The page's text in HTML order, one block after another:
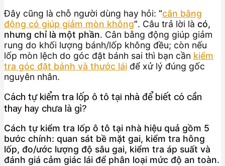
Đây cũng là chỗ người dùng hay hỏi: “cân bằng
động có giúp giảm mòn không”. Câu trả lời là có,
nhưng chỉ là một phần. Cân bằng động giúp giảm
rung do khối lượng bánh/lốp không đều; còn nếu
lốp mòn lệch do góc đặt bánh sai thì bạn cần kiểm
tra góc đặt bánh và thước lái để xử lý đúng gốc
nguyên nhân.
Cách tự kiểm tra lốp ô tô tại nhà để biết có cần
thay hay chưa là gì?
Cách tự kiểm tra lốp ô tô tại nhà hiệu quả gồm 5
bước chính: quan sát bề mặt gai, kiểm tra hông
lốp, đo/ước lượng độ sâu gai, kiểm tra áp suất và
đánh giá cảm giác lái để phân loại mức độ an toàn.